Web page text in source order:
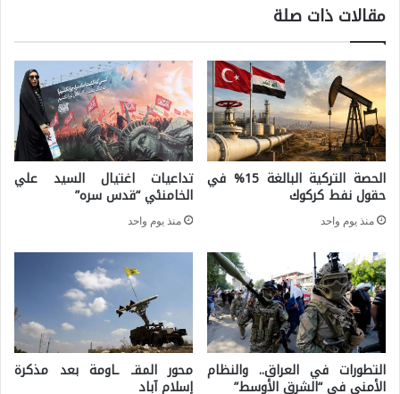
ح
د
ة
م
د
م
ن
ة
ع
ل
ى
ح
ر
م
ن
ق
ب
ل
ا
خ
ص
و
م
ف
مقالات ذات صلة
الحصة التركية البالغة 15% في
حقول نفط كركوك
منذ يوم واحد
تداعيات اغتيال السيد علي
الخامنئي “قدس سره”
منذ يوم واحد
التطورات في العراق.. والنظام
الأمني في “الشرق الأوسط”
محور المقـ ـاومة بعد مذكرة
إسلام آباد